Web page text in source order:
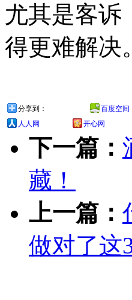
尤其是客诉
得更难解决。
分享到： 百度空间
人人网
开心网
下一篇：
藏！
上一篇：
做对了这